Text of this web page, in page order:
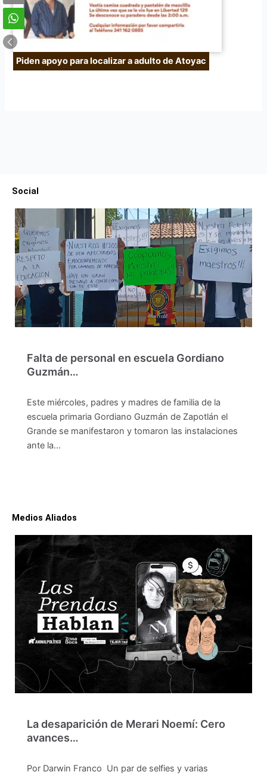
Piden apoyo para localizar a adulto de Atoyac
Social
Falta de personal en escuela Gordiano
Guzmán…
Este miércoles, padres y madres de familia de la
escuela primaria Gordiano Guzmán de Zapotlán el
Grande se manifestaron y tomaron las instalaciones
ante la…
Medios Aliados
La desaparición de Merari Noemí: Cero
avances…
Por Darwin Franco Un par de selfies y varias